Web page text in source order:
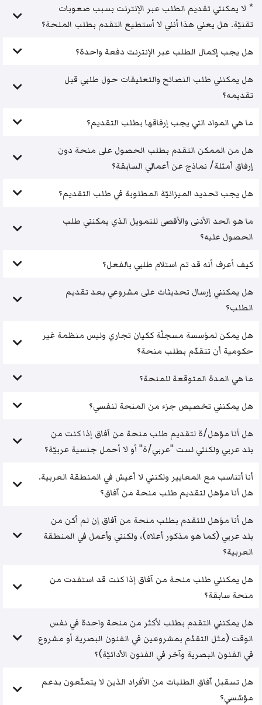
* لا يمكنني تقديم الطلب عبر الإنترنت بسبب صعوبات
تقنيّة. هل يعني هذا أنني لا أستطيع التقدم بطلب المنحة؟
هل يجب إكمال الطلب عبر الإنترنت دفعة واحدة؟
هل يمكنني طلب النصائح والتعليقات حول طلبي قبل
تقديمه؟
ما هي المواد التي يجب إرفاقها بطلب التقديم؟
هل من الممكن التقدم بطلب الحصول على منحة دون
إرفاق أمثلة/ نماذج عن أعمالي السابقة؟
هل يجب تحديد الميزانيّة المطلوبة في طلب التقديم؟
ما هو الحد الأدنى والأقصى للتمويل الذي يمكنني طلب
الحصول عليه؟
كيف أعرف أنه قد تم استلام طلبي بالفعل؟
هل يمكنني إرسال تحديثات على مشروعي بعد تقديم
الطلب؟
هل يمكن لمؤسسة مسجلّة ككيان تجاري وليس منظمة غير
حكومية أن تتقدّم بطلب منحة؟
ما هي المدة المتوقعة للمنحة؟
هل يمكنني تخصيص جزء من المنحة لنفسي؟
هل أنا مؤهل/ة لتقديم طلب منحة من آفاق إذا كنت من
بلد عربي ولكنني لست "عربي/ة" أو لا أحمل جنسية عربيّة؟
أنا أتناسب مع المعايير ولكنني لا أعيش في المنطقة العربية.
هل أنا مؤهل لتقديم طلب منحة من آفاق؟
هل أنا مؤهل للتقدم بطلب منحة من آفاق إن لم أكن من
بلد عربي (كما هو مذكور أعلاه)، ولكنني وأعمل في المنطقة
العربية؟
هل يمكنني طلب منحة من آفاق إذا كنت قد استفدت من
منحة سابقة؟
هل يمكنني التقدم بطلب لأكثر من منحة واحدة في نفس
الوقت (مثل التقدّم بمشروعين في الفنون البصرية أو مشروع
في الفنون البصرية وآخر في الفنون الأدائيّة)؟
هل تسقبل آفاق الطلبات من الأفراد الذين لا يتمتّعون بدعم
مؤسّسي؟